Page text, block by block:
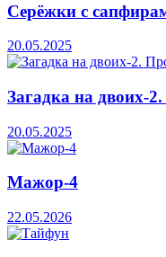
Серёжки с
20.05.2025
Загадка на двоих-
20.05.2025
Мажор-4
22.05.2026